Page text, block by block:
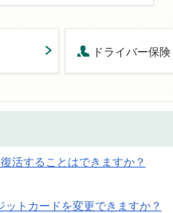
ドライバー保険
活することはできますか？
トカードを変更できますか？